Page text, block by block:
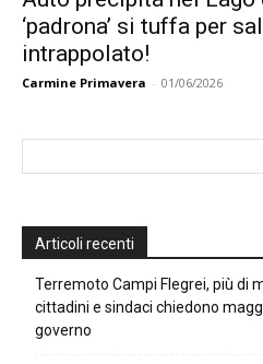
‘padrona’ si tuffa per
intrappolato!
Carmine Primavera - 01/06/2026
Articoli recenti
Terremoto Campi Flegrei, più di
cittadini e sindaci chiedono
governo